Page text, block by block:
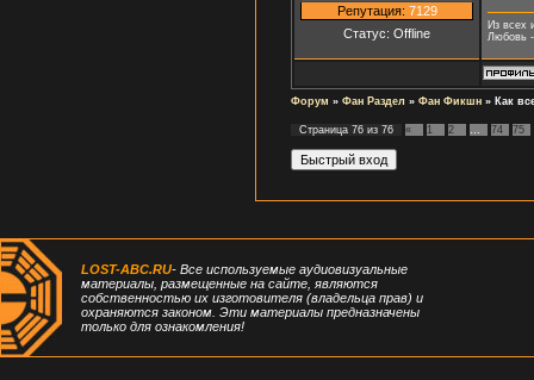
Репутация: 7129
Статус: Offline
Из всех
Любовь
Форум » Фан Раздел » Фан Фикшн » Как
Страница 76 из 76 « 1 2 74 75
LOST-ABC.RU- Все используемые аудиовизуальные
материалы, размещенные на сайте, являются
собственностью их изготовителя (владельца прав) и
охраняются законом. Эти материалы предназначены
только для ознакомления!